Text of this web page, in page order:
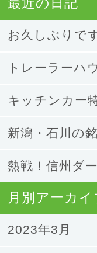
最近の日記
お久しぶりで
トレーラーハ
キッチンカー
新潟・石川の
熱戦！信州ダ
月別アーカイ
2023年3月